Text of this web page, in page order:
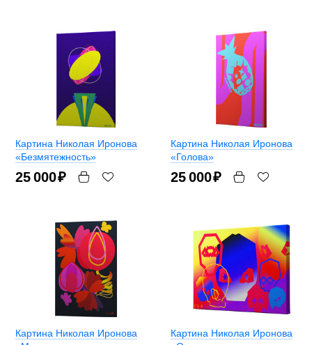
Картина Николая Иронова
«Безмятежность»
25 000₽
Картина Николая Иронова
«Голова»
25 000₽
Картина Николая Иронова
Картина Николая Иронова